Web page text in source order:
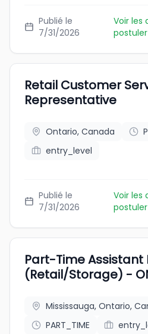
Publié le
7/31/2026
Voir les
postuler
Retail Customer
Representative
Ontario, Canada
entry_level
Publié le
7/31/2026
Voir les
postuler
Part-Time
(Retail/Storage) -
Mississauga, Ontario,
PART_TIME